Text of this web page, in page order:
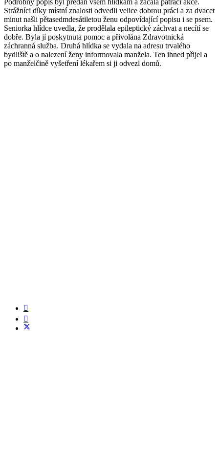
Strážníci díky místní znalosti odvedli velice dobrou práci a za dvacet
minut našli pětasedmdesátiletou ženu odpovídající popisu i se psem.
Seniorka hlídce uvedla, že prodělala epileptický záchvat a necítí se
dobře. Byla jí poskytnuta pomoc a přivolána Zdravotnická
záchranná služba. Druhá hlídka se vydala na adresu trvalého
bydliště a o nalezení ženy informovala manžela. Ten ihned přijel a
po manželčině vyšetření lékařem si ji odvezl domů.